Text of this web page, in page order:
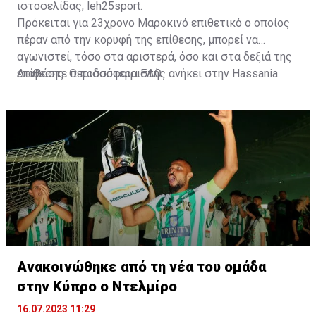
ιστοσελίδας, leh25sport.
Πρόκειται για 23χρονο Μαροκινό επιθετικό ο οποίος
πέραν από την κορυφή της επίθεσης, μπορεί να
αγωνιστεί, τόσο στα αριστερά, όσο και στα δεξιά της
επίθεσης. Ο ποδοσφαιριστής ανήκει στην Hassania
2026.
Διαβάστε περισσότεραΕΔΩ.
Ανακοινώθηκε από τη νέα του ομάδα
στην Κύπρο ο Ντελμίρο
16.07.2023 11:29